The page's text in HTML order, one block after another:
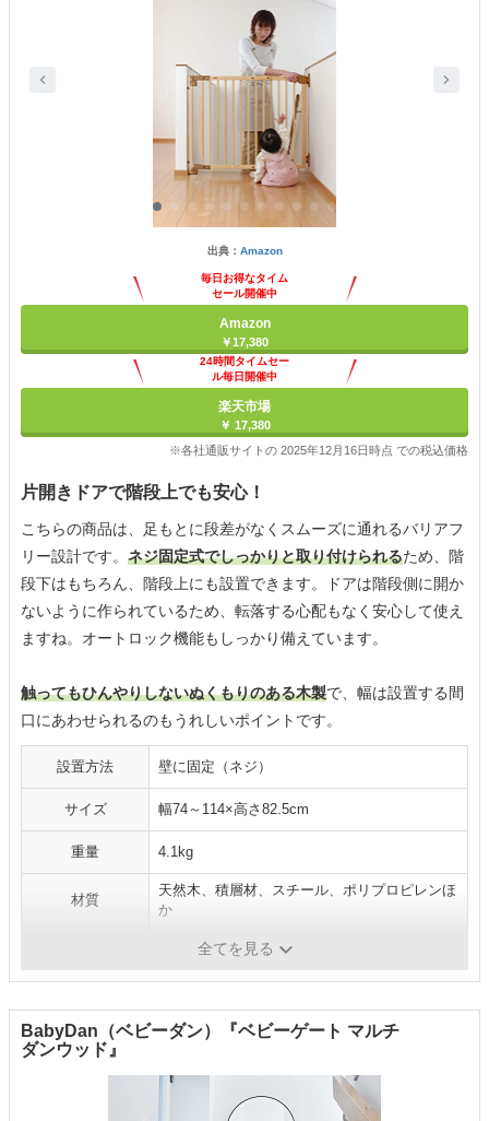
出典： Amazon
毎日お得なタイム
セール開催中
Amazon
￥17,380
24時間タイムセー
ル毎日開催中
楽天市場
￥ 17,380
※各社通販サイトの 2025年12月16日時点 での税込価格
片開きドアで階段上でも安心！
こちらの商品は、足もとに段差がなくスムーズに通れるバリアフ
リー設計です。 ネジ固定式でしっかりと取り付けられるため、階
段下はもちろん、階段上にも設置できます。ドアは階段側に開か
ないように作られているため、転落する心配もなく安心して使え
ますね。オートロック機能もしっかり備えています。
触ってもひんやりしないぬくもりのある木製で、幅は設置する間
口にあわせられるのもうれしいポイントです。
設置方法 壁に固定（ネジ）
サイズ 幅74～114×高さ82.5cm
重量 4.1kg
材質
天然木、積層材、スチール、ポリプロピレンほ
か
ブラウン全てを見る
BabyDan（ベビーダン）『ベビーゲート マルチ
ダンウッド』